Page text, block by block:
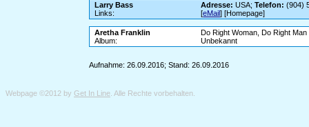
Larry Bass Adresse: USA;Telefon: (904)
Links:
[eMail] [Homepage]
Aretha Franklin
Do Right Woman, Do Right Man
Album:
Unbekannt
Aufnahme: 26.09.2016; Stand: 26.09.2016
Webpage ©2012 by Get In Line . Alle Rechte vorbehalten.